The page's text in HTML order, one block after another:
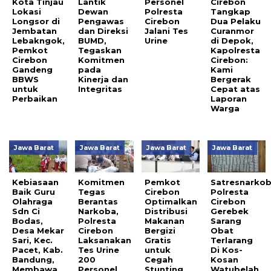
Lokasi
Longsor di
Jembatan
Lebakngok,
Pemkot
Cirebon
Gandeng
BBWS
untuk
Perbaikan
Dewan
Pengawas
dan Direksi
BUMD,
Tegaskan
Komitmen
pada
Kinerja dan
Integritas
Polresta
Cirebon
Jalani Tes
Urine
Tangkap
Dua Pelaku
Curanmor
di Depok,
Kapolresta
Cirebon:
Kami
Bergerak
Cepat atas
Laporan
Warga
Jawa Barat
Kebiasaan
Baik Guru
Olahraga
Sdn Ci
Bodas,
Desa Mekar
Sari, Kec.
Pacet, Kab.
Bandung,
Jawa Barat
Komitmen
Tegas
Berantas
Narkoba,
Polresta
Cirebon
Laksanakan
Tes Urine
200
Jawa Barat
Pemkot
Cirebon
Optimalkan
Distribusi
Makanan
Bergizi
Gratis
untuk
Cegah
Jawa Barat
Polresta
Cirebon
Gerebek
Sarang
Obat
Terlarang
Di Kos-
Kosan